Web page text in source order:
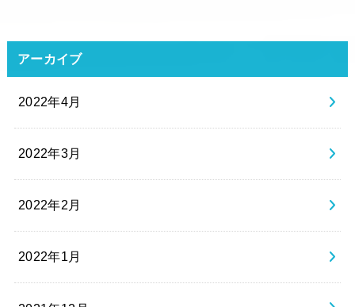
アーカイブ
2022年4月
2022年3月
2022年2月
2022年1月